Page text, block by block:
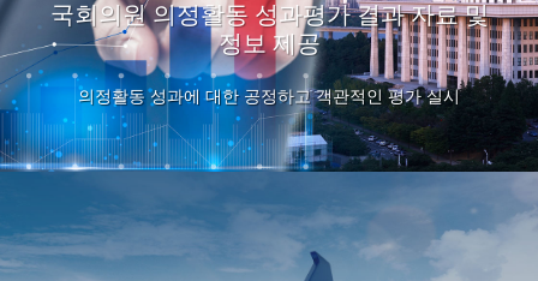
국회의원 의정활동 성과평가 결과 자료 및
정보 제공
의정활동 성과에 대한 공정하고 객관적인 평가 실시